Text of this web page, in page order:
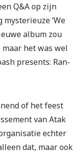
Q&A op zijn
‘We
album zou
het was wel
presents: Ran-
of het feest
van Atak
echter
dat, maar ook